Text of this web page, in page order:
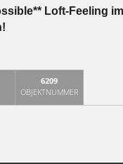
Loft-Feeling
6209
OBJEKTNUMMER